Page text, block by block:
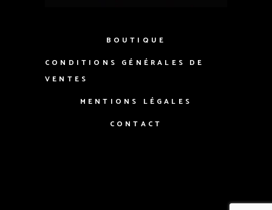
BOUTIQUE
CONDITIONS GÉNÉRALES DE
VENTES
MENTIONS LÉGALES
CONTACT